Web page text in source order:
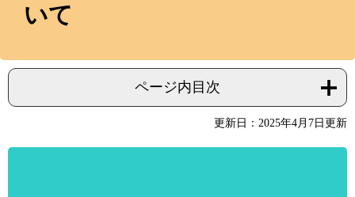
いて
ページ内目次
更新日：2025年4月7日更新